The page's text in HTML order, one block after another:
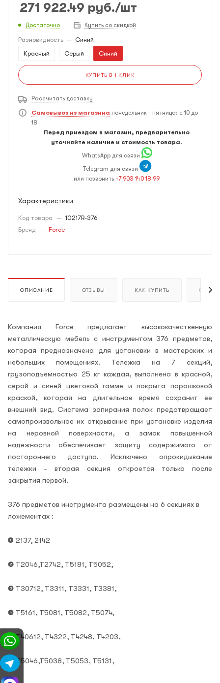
271 922.49 руб./шт
Достаточно Купить со скидкой
Разновидность — Синий
Красный
Серый Синий
КУПИТЬ В 1 КЛИК
Рассчитать доставку
Самовывоз из магазина понедельник - пятница: с 10 до
18
Перед приездом в магазин, предварительно
уточняйте наличие и стоимость товара.
WhatsApp для связи
Telegram для связи
или позвонить +7 903 140 18 99
Характеристики
Код товара — 10217R-376
Бренд — Force
ОПИСАНИЕ ОТЗЫВЫ КАК КУПИТЬ ОПЛАТА
Компания Force предлагает высококачественную
металлическую мебель с инструментом 376 предметов,
которая предназначена для установки в мастерских и
небольших помещениях. Тележка на 7 секций,
грузоподъемностью 25 кг каждая, выполнена в красной,
серой и синей цветовой гамме и покрыта порошковой
краской, которая на длительное время сохранит ее
внешний вид. Система запирания полок предотвращает
самопроизвольное их открывание при установке изделия
на неровной поверхности, а замок повышенной
надежности обеспечивает защиту содержимого от
постороннего доступа. Исключено опрокидывание
тележки - вторая секция откроется только после
закрытия первой.
376 предметов инструмента размещены на 6 секциях в
ложементах :
❶ 2137, 2142
❷ Т2046,Т2742, Т5181, Т5052,
❸ Т30712, Т3311, Т3331, Т3381,
❹ Т5161, Т5081, Т5082, Т5074,
❺Т40612, Т4322, Т4248, Т4203,
❻Т5046,Т5038, Т5053, Т5131,